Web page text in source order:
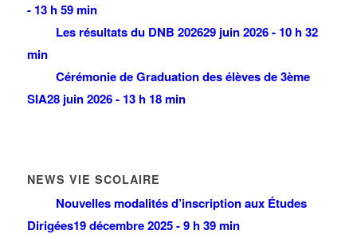
- 13 h 59 min
Les résultats du DNB 202629 juin 2026 - 10 h 32
min
Cérémonie de Graduation des élèves de 3ème
SIA28 juin 2026 - 13 h 18 min
NEWS VIE SCOLAIRE
Nouvelles modalités d’inscription aux Études
Dirigées19 décembre 2025 - 9 h 39 min